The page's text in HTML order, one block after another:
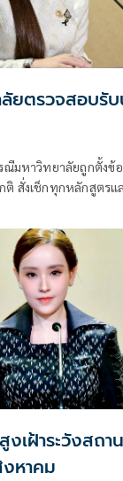
ยตรวจสอบรั
ณีมหาวิทยาลัยถูกตั้งข้
สั่งเช็กทุกหลักสูตรแ
ายทันที
เฝ้าระวังสถา
หาคม